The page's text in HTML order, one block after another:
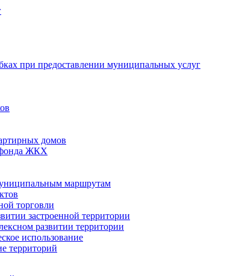
при предоставлении муниципальных услуг
домов
фонда ЖКХ
маршрутам
торговли
застроенной территории
развитии территории
использование
территорий